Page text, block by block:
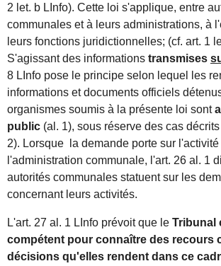
2 let. b LInfo). Cette loi s'applique, entre
communales et à leurs administrations, à
leurs fonctions juridictionnelles; (cf. art. 1
S'agissant des informations transmises
8 LInfo pose le principe selon lequel les
informations et documents officiels
organismes soumis à la présente loi sont
public (al. 1), sous réserve des cas
2). Lorsque la demande porte sur l'activité
l'administration communale, l'art. 26 al. 1
autorités communales statuent sur les
concernant leurs activités.
L'art. 27 al. 1 LInfo prévoit que le Tribunal
compétent pour connaître des recours
décisions qu'elles rendent dans ce